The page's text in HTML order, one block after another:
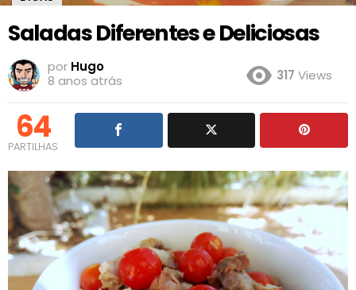
Saladas Diferentes e Deliciosas
por Hugo
8 anos atrás
317 Views
64
PARTILHAS